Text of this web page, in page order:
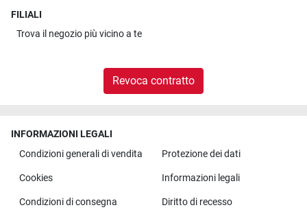
FILIALI
Trova il negozio più vicino a te
Revoca contratto
INFORMAZIONI LEGALI
Condizioni generali di vendita
Protezione dei dati
Cookies Informazioni legali
Condizioni di consegna Diritto di recesso